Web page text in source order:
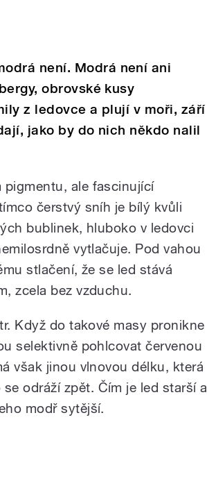
není. Modrá není ani
obrovské kusy
z ledovce a plují v moři, září
jako by do nich někdo nalil
pigmentu, ale fascinující
čerstvý sníh je bílý kvůli
bublinek, hluboko v ledovci
vytlačuje. Pod vahou
stlačení, že se led stává
zcela bez vzduchu.
Když do takové masy pronikne
selektivně pohlcovat červenou
však jinou vlnovou délku, která
odráží zpět. Čím je led starší a
modř sytější.